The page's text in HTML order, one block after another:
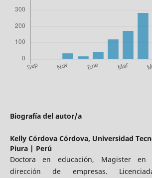
Biografía del autor/a
Kelly Córdova Córdova, Universidad
Piura | Perú
Doctora en educación, Magister en
dirección de empresas.